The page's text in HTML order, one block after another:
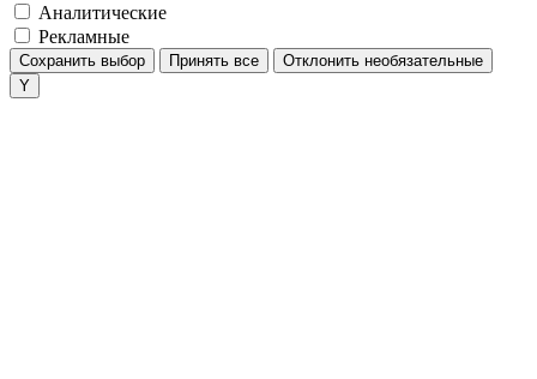
Аналитические
Рекламные
Сохранить выбор Принять все Отклонить необязательные